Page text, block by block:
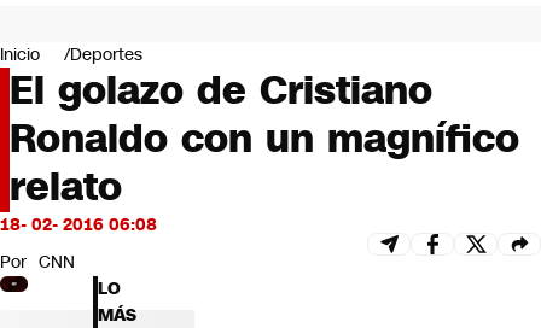
Negocios
Deportes
Programas completos
Cultura
Servicios
Bits
CNN tiempo
Futuro 360
Opinión
Inicio Deportes
El golazo de Cristiano
Ronaldo con un magnífico
relato
18- 02- 2016 06:08
Por CNN
LO
MÁS